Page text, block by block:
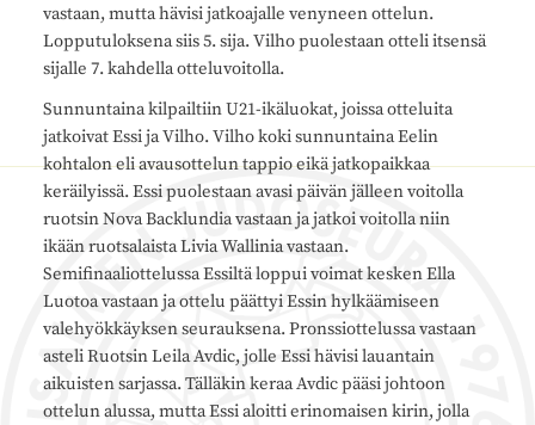
vastaan, mutta hävisi jatkoajalle venyneen ottelun.
Lopputuloksena siis 5. sija. Vilho puolestaan otteli itsensä
sijalle 7. kahdella otteluvoitolla.
Sunnuntaina kilpailtiin U21-ikäluokat, joissa otteluita
jatkoivat Essi ja Vilho. Vilho koki sunnuntaina Eelin
kohtalon eli avausottelun tappio eikä jatkopaikkaa
keräilyissä. Essi puolestaan avasi päivän jälleen voitolla
ruotsin Nova Backlundia vastaan ja jatkoi voitolla niin
ikään ruotsalaista Livia Wallinia vastaan.
Semifinaaliottelussa Essiltä loppui voimat kesken Ella
Luotoa vastaan ja ottelu päättyi Essin hylkäämiseen
valehyökkäyksen seurauksena. Pronssiottelussa vastaan
asteli Ruotsin Leila Avdic, jolle Essi hävisi lauantain
aikuisten sarjassa. Tälläkin keraa Avdic pääsi johtoon
ottelun alussa, mutta Essi aloitti erinomaisen kirin, jolla